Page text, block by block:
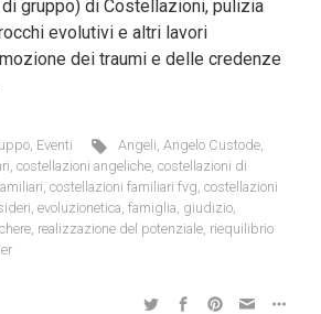
gruppo) di Costellazioni, pulizia
evolutivi e altri lavori
dei traumi e delle credenze
, Eventi Angeli,Angelo Custode,
, costellazioni angeliche, costellazioni di
, costellazioni familiari fvg, costellazioni
, evoluzionetica, famiglia, giudizio,
, realizzazione del potenziale, riequilibrio